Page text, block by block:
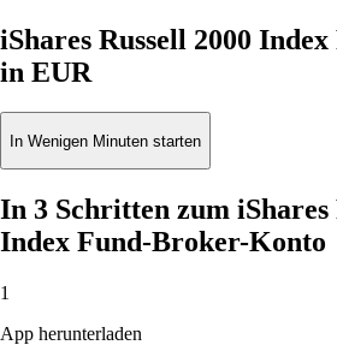
iShares Russell 2000
in EUR
In Wenigen Minuten starten
In 3 Schritten zum iShares
Index Fund-Broker-Konto
1
App herunterladen